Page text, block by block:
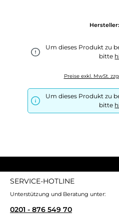
Hersteller:
Um dieses Produkt zu
bitte
Preise exkl. MwSt.
Um dieses Produkt zu
bitte
SERVICE-HOTLINE
Unterstützung und Beratung unter:
0201 - 876 549 70